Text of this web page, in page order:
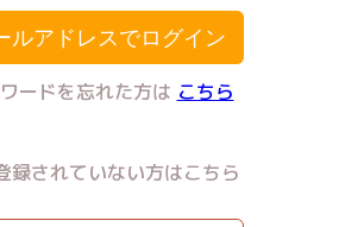
ルアドレスでログイン
ードを忘れた方は こちら
録されていない方はこちら